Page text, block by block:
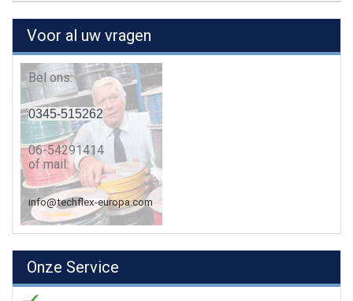
Voor al uw vragen
Bel ons:
0345-515262
06-54291414
of mail:
info@techflex-europa.com
Onze Service